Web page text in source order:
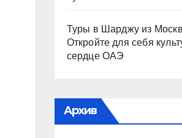
Туры в Шарджу из
Откройте для себя
сердце ОАЭ
Архив